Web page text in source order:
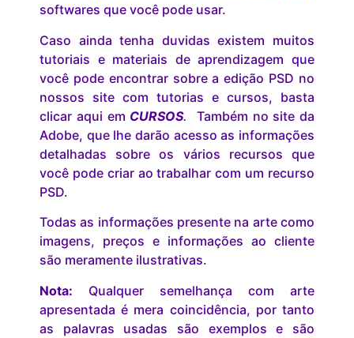
softwares que você pode usar.
Caso ainda tenha duvidas existem muitos
tutoriais e materiais de aprendizagem que
você pode encontrar sobre a edição PSD no
nossos site com tutorias e cursos, basta
clicar aqui em CURSOS.
Também no site da
Adobe, que lhe darão acesso as informações
detalhadas sobre os vários recursos que
você pode criar ao trabalhar com um recurso
PSD.
Todas as informações presente na arte como
imagens, preços e informações ao cliente
são meramente ilustrativas.
Nota: Qualquer semelhança com arte
apresentada é mera coincidência, por tanto
as palavras usadas são exemplos e são